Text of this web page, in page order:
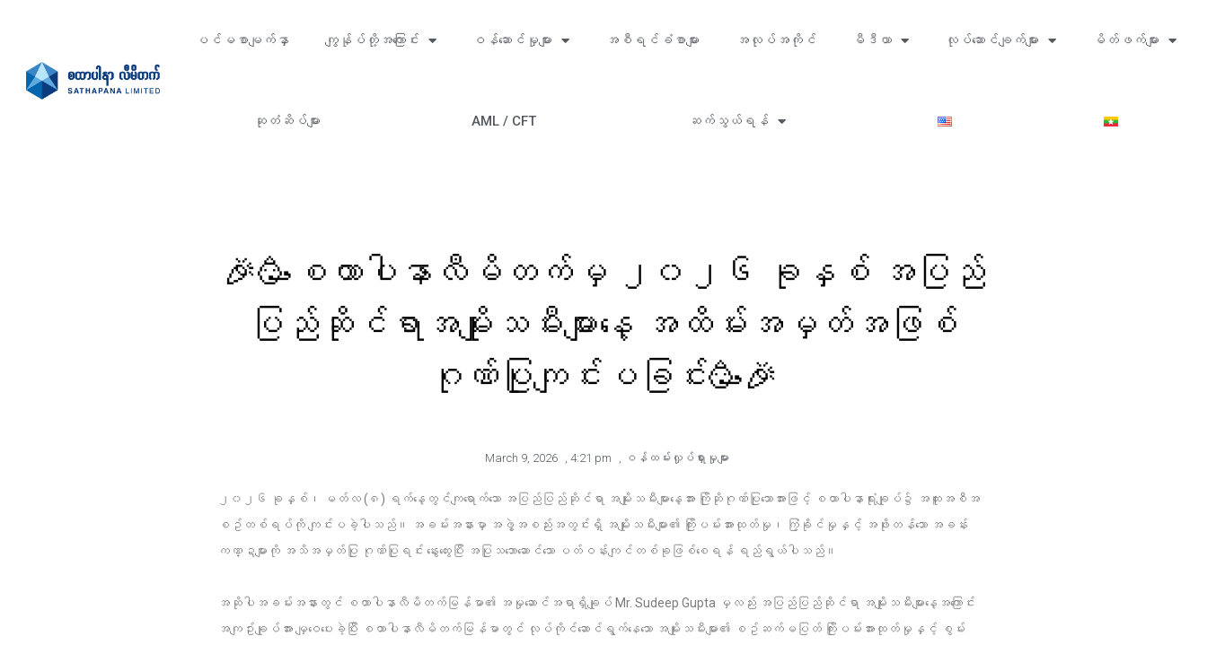
ပင်မစာမျက်နှာ ကျွန်ုပ်တို့အကြောင်း ဝန်ဆောင်မှုများ အစီရင်ခံစာများ အလုပ်အကိုင် မီဒီယာ လုပ်ဆောင်ချက်များ မိတ်ဖက်များ
ဆုတံဆိပ်များ AML / CFT ဆက်သွယ်ရန်
🎉🥳စထာပါနာလီမိတက်မှ ၂၀၂၆ ခုနှစ် အပြည်
ပြည်ဆိုင်ရာအမျိုးသမီးများနေ့ အထိမ်းအမှတ်အဖြစ်
ဂုဏ်ပြုကျင်းပခြင်း🥳🎉
March 9, 2026 , 4:21 pm , ဝန်ထမ်းလှုပ်ရှားမှုများ
၂၀၂၆ ခုနှစ်၊ မတ်လ (၈) ရက်နေ့တွင်ကျရောက်သော အပြည်ပြည်ဆိုင်ရာ အမျိုးသမီးများနေ့အား ကြိုဆိုဂုဏ်ပြုသောအားဖြင့် စထာပါနာရုံးချုပ်၌ အထူးအစီအ
စဥ်တစ်ရပ်ကို ကျင်းပခဲ့ပါသည်။ အခမ်းအနားမှာ အဖွဲ့အစည်းအတွင်းရှိ အမျိုးသမီးများ၏ ကြိုးပမ်းအားထုတ်မှု၊ ကြံ့ခိုင်မှုနှင့် အဖိုးတန်သော အခန်း
ကဏ္ဍများကို အသိအမှတ်ပြု ဂုဏ်ပြုရင်း နွေးထွေးပြီး အပြုသဘောဆောင်သော ပတ်ဝန်းကျင်တစ်ခုဖြစ်စေရန် ရည်ရွယ်ပါသည်။
အဆိုပါအခမ်းအနားတွင် စထာပါနာလီမိတက်မြန်မာ၏ အမှုဆောင်အရာရှိချုပ် Mr. Sudeep Gupta မှလည်း အပြည်ပြည်ဆိုင်ရာ အမျိုးသမီးများနေ့အကြောင်း
အကျဥ်းချုပ်အား မျှဝေပေးခဲ့ပြီး စထာပါနာလီမိတက်မြန်မာတွင် လုပ်ကိုင်ဆောင်ရွက်နေသော အမျိုးသမီးများ၏ စဥ်ဆက်မပြတ် ကြိုးပမ်းအားထုတ်မှုနှင့် စွမ်း